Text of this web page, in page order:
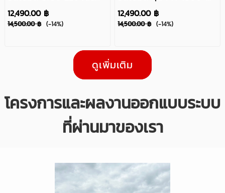
รุ่น PH-1800-220V-2
12,490.00 ฿
14,500.00 ฿ (-14%)
220V-2
12,490.00 ฿
14,500.00 ฿ (-14%)
ดูเพิ่มเติม
โครงการและผลงานออกแบบระบบ
ที่ผ่านมาของเรา